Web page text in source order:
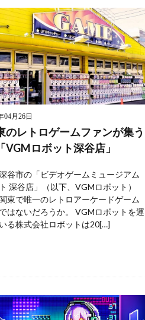
04月26日
のレトロゲームファンが集う
VGMロボット深谷店」
谷市の「ビデオゲームミュージアム
深谷店」（以下、VGMロボット）
東で唯一のレトロアーケードゲーム
はないだろうか。 VGMロボットを運
る株式会社ロボットは20[…]